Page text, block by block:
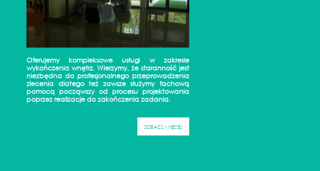
Oferujemy kompleksowe usługi w zakresie
wykończenia wnętrz. Wierzymy, że staranność jest
niezbędna do profesjonalnego przeprowadzenia
zlecenia dlatego też zawsze służymy fachową
pomocą począwszy od procesu projektowania
poprzez realizacje do zakończenia zadania.
ZOBACZ WIĘCEJ